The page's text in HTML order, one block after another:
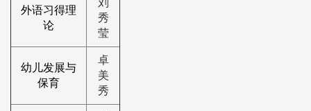
外语习得理
论
刘
秀
莹
幼儿发展与
保育
卓
美
秀